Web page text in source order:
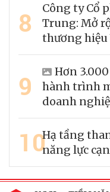
8
Công ty Cổ
Trung: Mở
thương hiệu
9
Hơn
hành trình
doanh
10Hạ tầng
năng lực